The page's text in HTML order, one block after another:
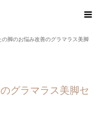
の脚のお悩み改善のグラマラス美脚
グラマラス美脚セ